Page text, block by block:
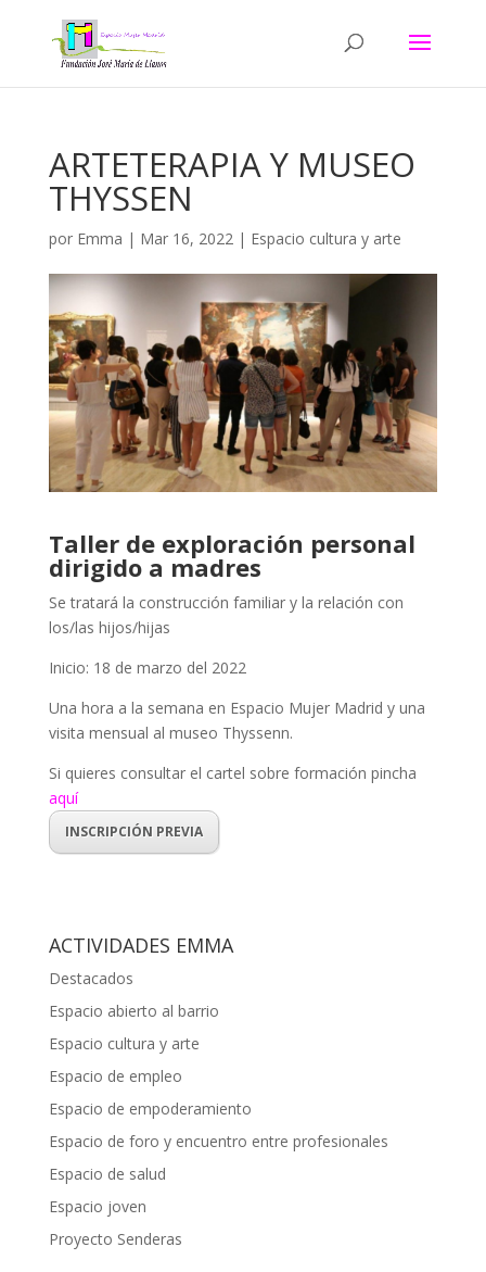
ARTETERAPIA Y MUSEO
THYSSEN
por Emma | Mar 16, 2022| Espacio cultura y arte
Taller de exploración personal
dirigido a madres
Se tratará la construcción familiar y la relación con
los/las hijos/hijas
Inicio: 18 de marzo del 2022
Una hora a la semana en Espacio Mujer Madrid y una
visita mensual al museo Thyssenn.
Si quieres consultar el cartel sobre formación pincha
aquí
INSCRIPCIÓN PREVIA
ACTIVIDADES EMMA
Destacados
Espacio abierto al barrio
Espacio cultura y arte
Espacio de empleo
Espacio de empoderamiento
Espacio de foro y encuentro entre profesionales
Espacio de salud
Espacio joven
Proyecto Senderas